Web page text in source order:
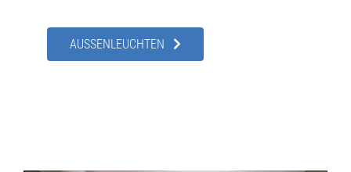
AUSSENLEUCHTEN